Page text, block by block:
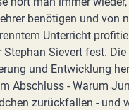
benötigen und von
Unterricht
Sievert fest. Die
und Entwicklung
Abschluss - Warum
zurückfallen - und